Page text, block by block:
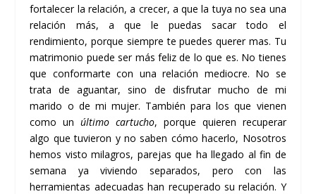
fortalecer la relación, a crecer, a que la tuya no sea una
relación más, a que le puedas sacar todo el
rendimiento, porque siempre te puedes querer mas. Tu
matrimonio puede ser más feliz de lo que es. No tienes
que conformarte con una relación mediocre. No se
trata de aguantar, sino de disfrutar mucho de mi
marido o de mi mujer. También para los que vienen
como unúltimo cartucho, porque quieren recuperar
algo que tuvieron y no saben cómo hacerlo, Nosotros
hemos visto milagros, parejas que ha llegado al fin de
semana ya viviendo separados, pero con las
herramientas adecuadas han recuperado su relación. Y